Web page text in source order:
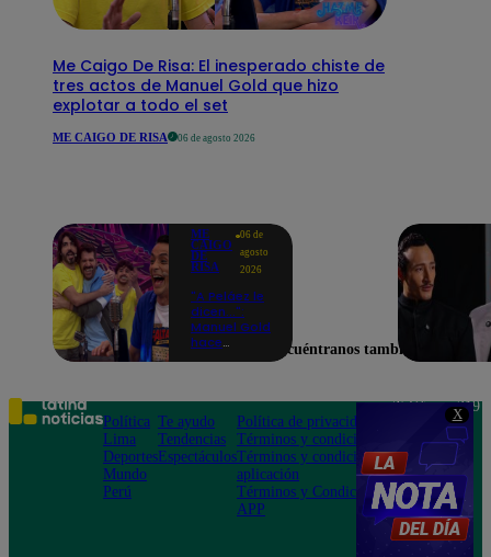
X
Me Caigo De Risa: El inesperado chiste de
tres actos de Manuel Gold que hizo
explotar a todo el set
ME CAIGO DE RISA 06 de agosto 2026
ME
CAIGO
DE
RISA
06 de
agosto
2026
"A Peláez le
dicen...":
Manuel Gold
hace
de contar el
chiste
Encuéntranos también en
Política
Lima
Deportes
Mundo
Perú
Te ayudo
Tendencias
Espectáculos
Política de privacidad
Términos y condiciones
Términos y condiciones
aplicación
Términos y Condiciones
APP
Teléfono: 219
Av. San
Felipe 968
Jesús María